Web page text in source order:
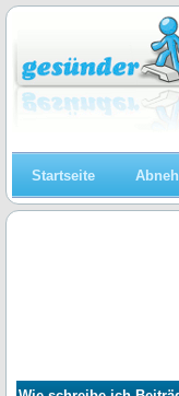
Startseite